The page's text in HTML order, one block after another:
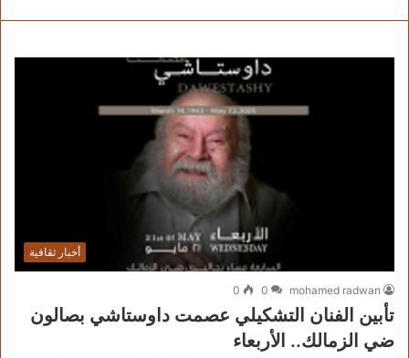
أخبار ثقافية
mohamed radwan
0
0
تأبين الفنان التشكيلي عصمت داوستاشي بصالون
ضي الزمالك.. الأربعاء